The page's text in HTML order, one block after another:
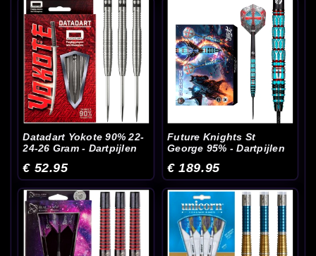
Datadart Yokote 90% 22-
24-26 Gram - Dartpijlen
€ 52.95
Future Knights St
George 95% - Dartpijlen
€ 189.95